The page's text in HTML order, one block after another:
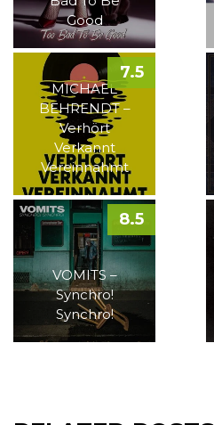
Good
MICHAEL
BEHRENDT –
Verhört
Verkannt
Vereinnahmt
7.5
VOMITS –
Synchro!
Synchro!
8.5